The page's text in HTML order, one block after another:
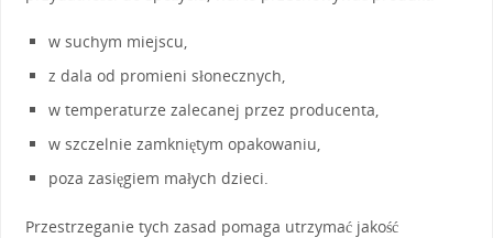
w suchym miejscu,
z dala od promieni słonecznych,
w temperaturze zalecanej przez producenta,
w szczelnie zamkniętym opakowaniu,
poza zasięgiem małych dzieci.
Przestrzeganie tych zasad pomaga utrzymać jakość